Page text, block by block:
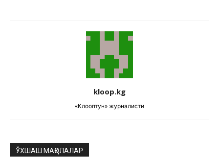
kloop.kg
«Клооптун» журналисти
ЎХШАШ МАҚОЛАЛАР